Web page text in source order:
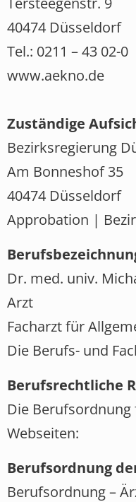
40474 Düsseldorf
Tel.: 0211 – 43 02-0
www.aekno.de
Zuständige
Bezirksregierung
Am Bonneshof 35
40474 Düsseldorf
Approbation |
Dr. med. univ.
Arzt
Facharzt für
Die Berufs- und
Berufsrechtliche
Die
Webseiten:
Berufsordnung
Berufsordnung –